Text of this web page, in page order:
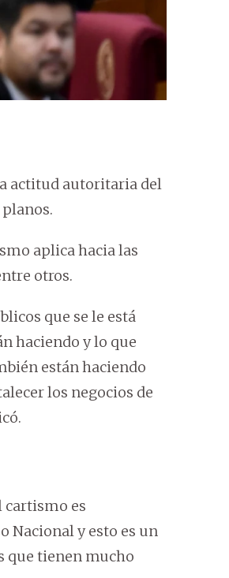
actitud autoritaria del
aplica hacia las
otros.
que se le está
haciendo y lo que
están haciendo
los negocios de
cartismo es
Nacional y esto es un
que tienen mucho